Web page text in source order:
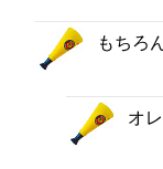
もちろ
オ